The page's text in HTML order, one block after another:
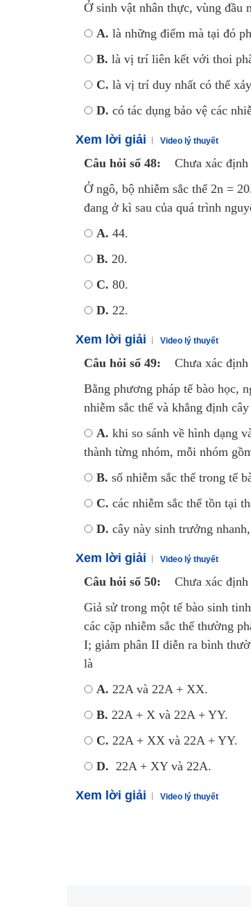
Ở sinh vật nhân thực, vùng đầu
A. là những điểm mà tại đó
B. là vị trí liên kết với thoi
C. là vị trí duy nhất có thể
D. có tác dụng bảo vệ các
Xem lời giải Video lý thuyết
Câu hỏi số 48:
Chưa xác định
Ở ngô, bộ nhiễm sắc thể 2n =
đang ở kì sau của quá trình
A. 44.
B. 20.
C. 80.
D. 22.
Xem lời giải Video lý thuyết
Câu hỏi số 49:
Chưa xác định
Bằng phương pháp tế bào học,
nhiễm sắc thể và khẳng định
A. khi so sánh về hình dạng
thành từng nhóm, mỗi nhóm
B. số nhiễm sắc thể trong tế
C. các nhiễm sắc thể tồn tại
D. cây này sinh trưởng
Xem lời giải Video lý thuyết
Câu hỏi số 50:
Chưa xác định
Giả sử trong một tế bào sinh
các cặp nhiễm sắc thể thường
I; giảm phân II diễn ra bình
là
A. 22A và 22A + XX.
B. 22A + X và 22A + YY.
C. 22A + XX và 22A + YY.
D. 22A + XY và 22A.
Xem lời giải Video lý thuyết